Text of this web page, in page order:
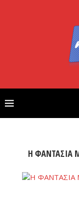
Η ΦΑΝΤΑΣΙΑ